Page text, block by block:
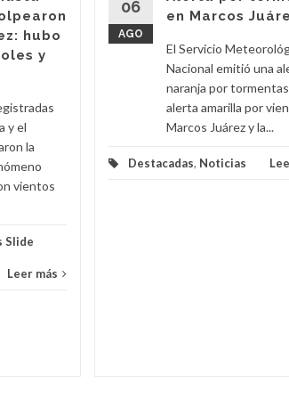
hubo
y
y el
la
vientos
Slide
Leer más
06
AGO
en Marcos
El Servicio
Nacional emitió una
naranja por
alerta amarilla por
Marcos Juárez y la...
Destacadas, Noticias